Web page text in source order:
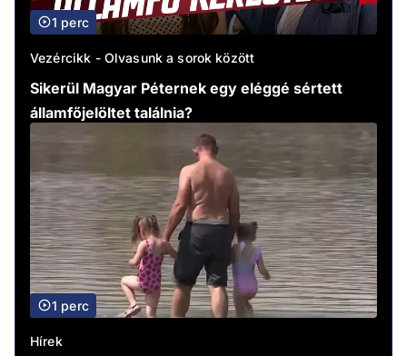
1 perc
Vezércikk - Olvasunk a sorok között
Sikerül Magyar Péternek egy eléggé sértett
államfőjelöltet találnia?
1 perc
Hírek